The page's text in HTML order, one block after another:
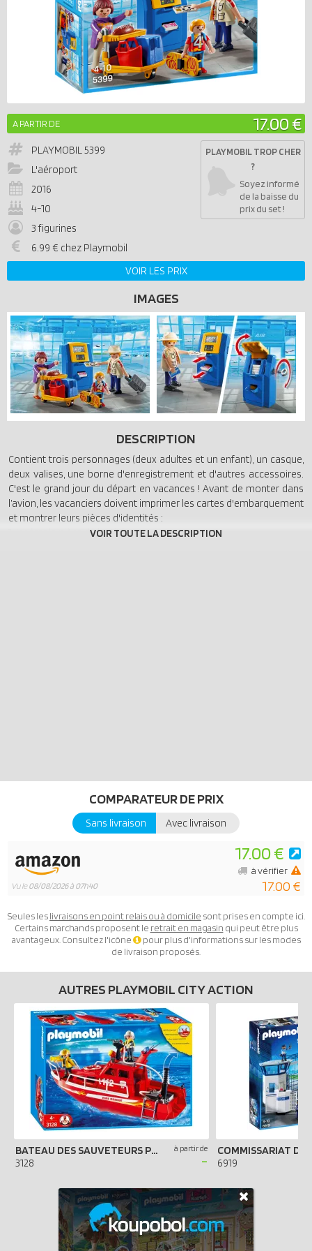
A PARTIR DE 17.00 €
PLAYMOBIL5399
L'aéroport
2016
4-10
3 figurines
6.99 € chez Playmobil
PLAYMOBIL TROP CHER
?
Soyez informé
de la baisse du
prix du set !
VOIR LES PRIX
IMAGES
DESCRIPTION
Contient trois personnages (deux adultes et un enfant), un casque,
deux valises, une borne d'enregistrement et d'autres accessoires.
C'est le grand jour du départ en vacances ! Avant de monter dans
l’avion, les vacanciers doivent imprimer les cartes d'embarquement
et montrer leurs pièces d'identités :
1. Insérer la pièce d'identité.
COMPARATEUR DE PRIX
Sans livraison Avec livraison
Vu le08/08/2026 à 07h40
17.00 €
17.00 €
à vérifier
Seules leslivraisons en point relais ou à domicile sont prises en compte ici.
Certains marchands proposent le retrait en magasin qui peut être plus
avantageux. Consultez l'icône
pour plus d'informations sur les modes
de livraison proposés.
AUTRES PLAYMOBIL CITY ACTION
BATEAU DES SAUVETEURS POMPIERS
3128
à partir de
- 6919